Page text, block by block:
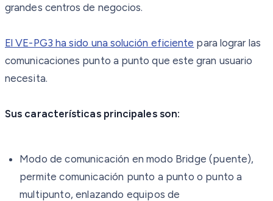
grandes centros de negocios.
El VE-PG3 ha sido una solución eficiente para lograr las
comunicaciones punto a punto que este gran usuario
necesita.
Sus características principales son:
Modo de comunicación en modo Bridge (puente),
permite comunicación punto a punto o punto a
multipunto, enlazando equipos de